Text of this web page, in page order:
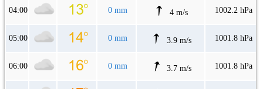
04:00 0 mm 4 m/s 1002.2 hPa
05:00 0 mm 3.9 m/s 1001.8 hPa
06:00 0 mm 3.7 m/s 1001.8 hPa